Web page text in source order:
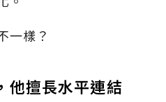
一樣？
他擅長水平連結